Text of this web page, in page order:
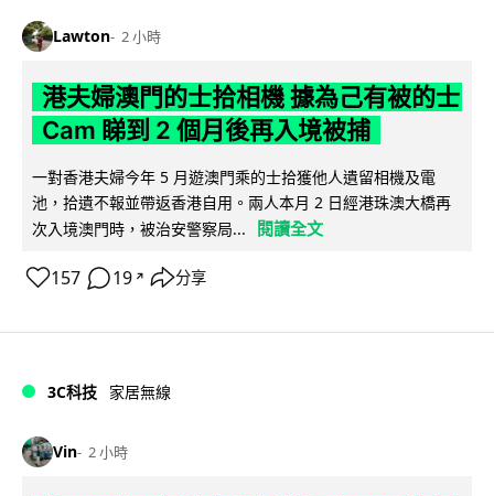
Lawton 2 小時
港夫婦澳門的士拾相機 據為己有被的士
Cam 睇到 2 個月後再入境被捕
一對香港夫婦今年 5 月遊澳門乘的士拾獲他人遺留相機及電
池，拾遺不報並帶返香港自用。兩人本月 2 日經港珠澳大橋再
次入境澳門時，被治安警察局...
閱讀全文
157 19 ↗ 分享
3C科技 家居無線
Vin 2 小時